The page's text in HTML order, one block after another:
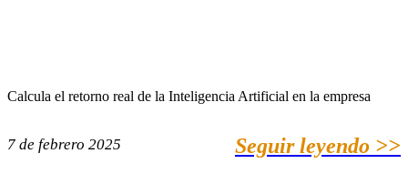
Calcula el retorno real de la Inteligencia Artificial en la empresa
7 de febrero 2025 Seguir leyendo >>